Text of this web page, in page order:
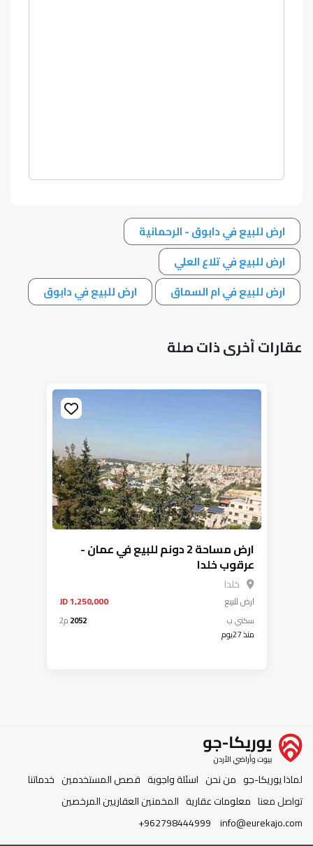
ارض للبيع في دابوق - الرحمانية
ارض للبيع في تلاع العلي
ارض للبيع في ام السماق
ارض للبيع في دابوق
عقارات أخرى ذات صلة
ارض مساحة 2 دونم للبيع في عمان -
عرقوب خلدا
خلدا
ارضللبيع 1,250,000 JD
سكني ب 2052م2
منذ 27يوم
لماذا يوريكا-جو من نحن اسئلة واجوبة قصص المستخدمين خدماتنا
تواصل معنا معلومات عقارية المخمنين العقاريين المرخصين
info@eurekajo.com
+962798444999